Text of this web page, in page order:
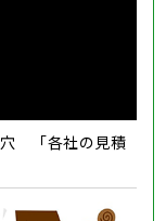
「各社の見積